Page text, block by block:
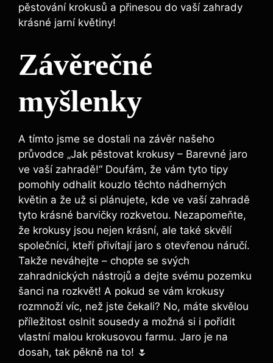
pěstování krokusů a přinesou do vaší zahrady
krásné jarní květiny!
Závěrečné
myšlenky
A tímto jsme se dostali na závěr našeho
průvodce „Jak pěstovat krokusy – Barevné jaro
ve vaší zahradě!“ Doufám, že vám tyto tipy
pomohly odhalit kouzlo těchto nádherných
květin a že už si plánujete, kde ve vaší zahradě
tyto krásné barvičky rozkvetou. Nezapomeňte,
že krokusy jsou nejen krásní, ale také skvělí
společníci, kteří přivítají jaro s otevřenou náručí.
Takže neváhejte – chopte se svých
zahradnických nástrojů a dejte svému pozemku
šanci na rozkvět! A pokud se vám krokusy
rozmnoží víc, než jste čekali? No, máte skvělou
příležitost oslnit sousedy a možná si i pořídit
vlastní malou krokusovou farmu. Jaro je na
dosah, tak pěkně na to! 🌷